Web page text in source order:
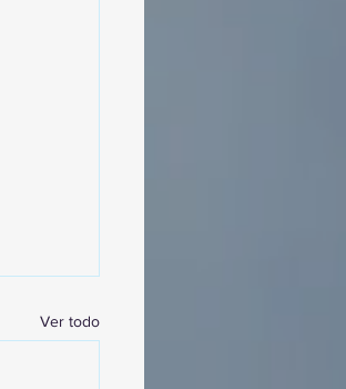
Ver todo